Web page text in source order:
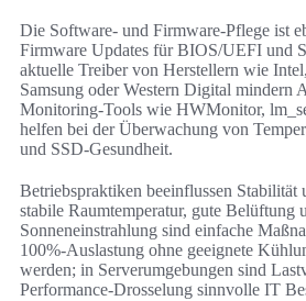
Die Software- und Firmware-Pflege ist
Firmware Updates für BIOS/UEFI und
aktuelle Treiber von Herstellern wie
Samsung oder Western Digital mindern
Monitoring-Tools wie HWMonitor,
helfen bei der Überwachung von
und SSD-Gesundheit.
Betriebspraktiken beeinflussen Stabilität
stabile Raumtemperatur, gute Belüftung
Sonneneinstrahlung sind einfache
100%-Auslastung ohne geeignete
werden; in Serverumgebungen sind
Performance-Drosselung sinnvolle IT